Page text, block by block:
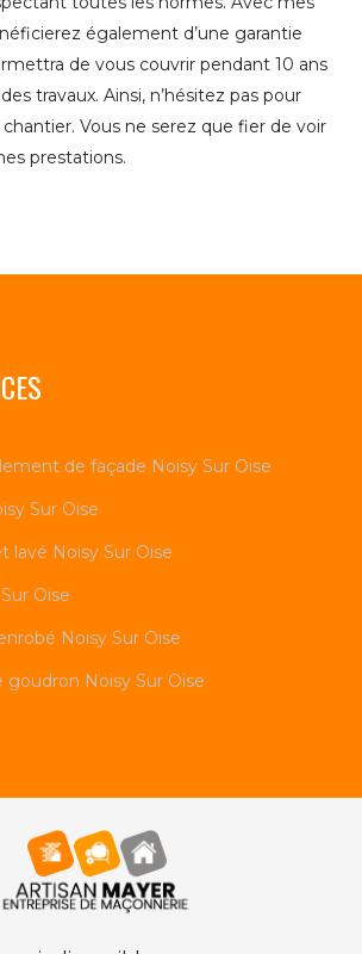
également d’une garantie
de vous couvrir pendant 10 ans
travaux. Ainsi, n’hésitez pas pour
Vous ne serez que fier de voir
prestations.
de façade Noisy Sur Oise
Sur Oise
lavé Noisy Sur Oise
Oise
Noisy Sur Oise
goudron Noisy Sur Oise